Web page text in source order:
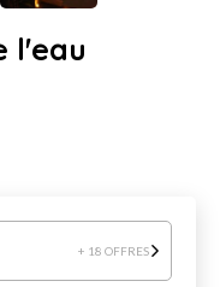
l'eau
+ 18 OFFRES